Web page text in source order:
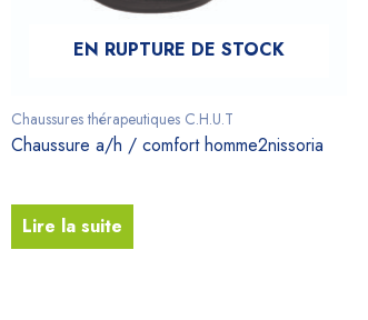
EN RUPTURE DE STOCK
Chaussures thérapeutiques C.H.U.T
Chaussure a/h / comfort homme2nissoria
Lire la suite